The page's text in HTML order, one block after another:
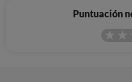
Puntuación